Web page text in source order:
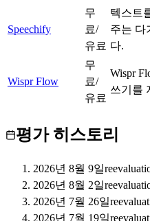
Speechify
무
료/
유료
텍스트
주는 다
다.
Wispr Flow
무
료/
유료
Wispr
쓰기를
평가 히스토리
2026년 8월 9일
2026년 8월 2일
2026년 7월 26일
2026년 7월 19일